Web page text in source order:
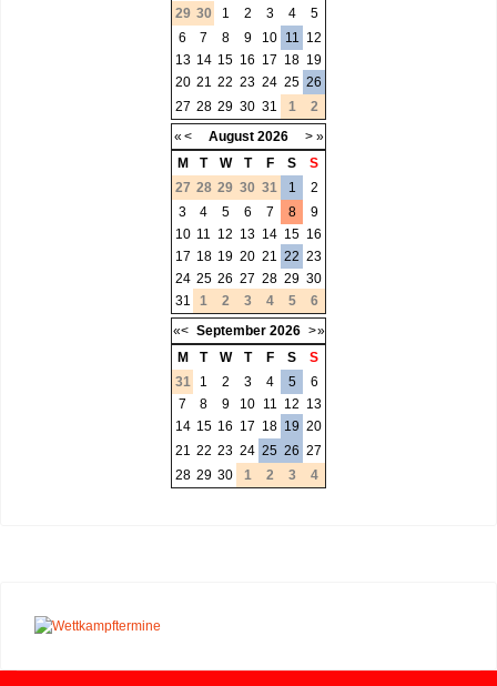
29 30 1 2 3 4
5
6
7 8 9 10 11 12
13 14 15 16 17 18 19
20 21 22 23 24 25 26
27 28 29 30 31 1
2
« < August 2026 > »
M
T W T F S
S
27 28 29 30 31 1
2
3
4 5 6 7 8
9
10 11 12 13 14 15 16
17 18 19 20 21 22 23
24 25 26 27 28 29 30
31
1 2 3 4 5
6
«< September 2026 >»
M
T W T F S
S
31
1 2 3 4 5
6
7
8 9 10 11 12 13
14 15 16 17 18 19 20
21 22 23 24 25 26 27
28 29 30 1 2 3 4